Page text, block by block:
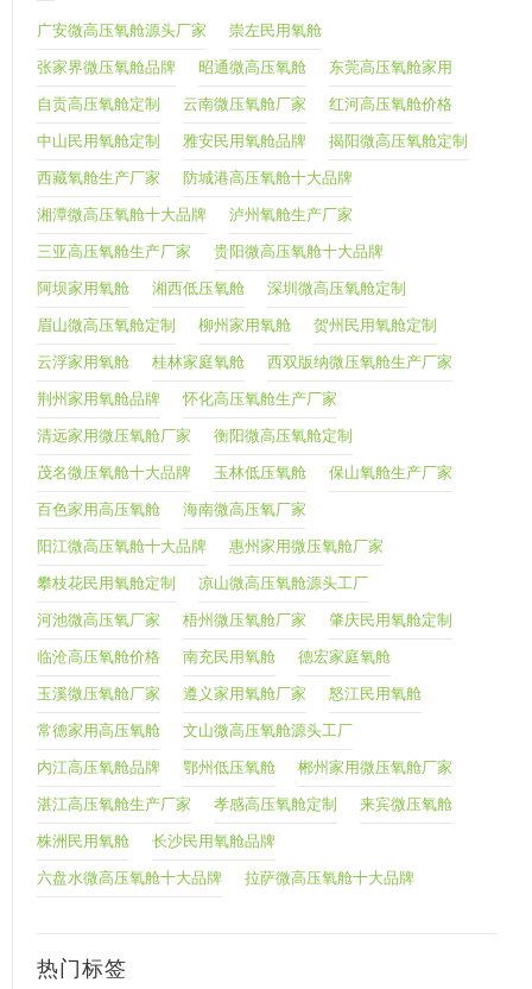
广安微高压氧舱源头厂家 崇左民用氧舱
张家界微压氧舱品牌 昭通微高压氧舱 东莞高压氧舱家用
自贡高压氧舱定制 云南微压氧舱厂家 红河高压氧舱价格
中山民用氧舱定制 雅安民用氧舱品牌 揭阳微高压氧舱定制
西藏氧舱生产厂家 防城港高压氧舱十大品牌
湘潭微高压氧舱十大品牌 泸州氧舱生产厂家
三亚高压氧舱生产厂家 贵阳微高压氧舱十大品牌
阿坝家用氧舱 湘西低压氧舱 深圳微高压氧舱定制
眉山微高压氧舱定制 柳州家用氧舱 贺州民用氧舱定制
云浮家用氧舱 桂林家庭氧舱 西双版纳微压氧舱生产厂家
荆州家用氧舱品牌 怀化高压氧舱生产厂家
清远家用微压氧舱厂家 衡阳微高压氧舱定制
茂名微压氧舱十大品牌 玉林低压氧舱 保山氧舱生产厂家
百色家用高压氧舱 海南微高压氧厂家
阳江微高压氧舱十大品牌 惠州家用微压氧舱厂家
攀枝花民用氧舱定制 凉山微高压氧舱源头工厂
河池微高压氧厂家 梧州微压氧舱厂家 肇庆民用氧舱定制
临沧高压氧舱价格 南充民用氧舱 德宏家庭氧舱
玉溪微压氧舱厂家 遵义家用氧舱厂家 怒江民用氧舱
常德家用高压氧舱 文山微高压氧舱源头工厂
内江高压氧舱品牌 鄂州低压氧舱 郴州家用微压氧舱厂家
湛江高压氧舱生产厂家 孝感高压氧舱定制 来宾微压氧舱
株洲民用氧舱 长沙民用氧舱品牌
六盘水微高压氧舱十大品牌 拉萨微高压氧舱十大品牌
热门标签